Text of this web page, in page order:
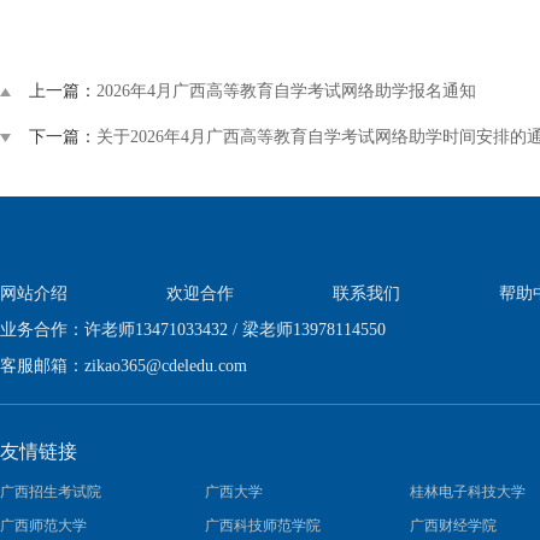
上一篇： 2026年4月广西高等教育自学考试网络助学报名通知
下一篇： 关于2026年4月广西高等教育自学考试网络助学时间安排的
网站介绍 欢迎合作 联系我们
帮助
业务合作：许老师13471033432 / 梁老师13978114550
客服邮箱： zikao365@cdeledu.com
友情链接
广西招生考试院 广西大学
桂林电子科技大学
广西师范大学
广西科技师范学院
广西财经学院